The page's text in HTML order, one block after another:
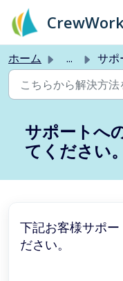
メインコンテンツに移
ホーム ... サポートへ
サポートへ
てください。
下記お客様サポー
ださい。